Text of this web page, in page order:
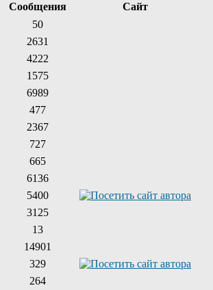
Сообщения
Сайт
50
2631
4222
1575
6989
477
2367
727
665
6136
5400
3125
13
14901
329
264